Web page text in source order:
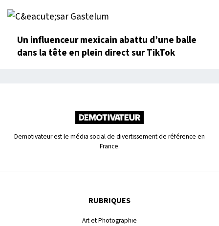
Un influenceur mexicain abattu d’une balle
dans la tête en plein direct sur TikTok
Demotivateur est le média social de divertissement de référence en
France.
RUBRIQUES
Art et Photographie